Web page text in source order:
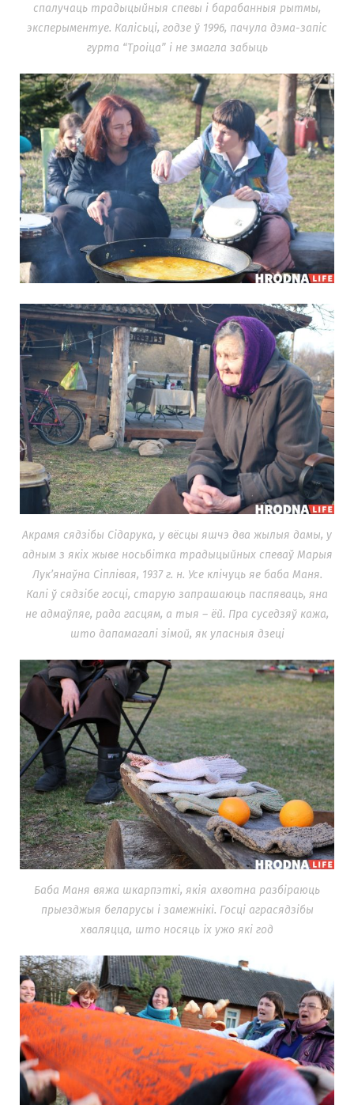
спалучаць традыцыйныя спевы і барабанныя рытмы,
эксперыментуе. Калісьці, годзе ў 1996, пачула дэма-запіс
гурта “Троіца” і не змагла забыць
Акрамя сядзібы Сідарука, у вёсцы яшчэ два жылыя дамы, у
адным з якіх жыве носьбітка традыцыйных спеваў Марыя
Лук’янаўна Сіплівая, 1937 г. н. Усе клічуць яе баба Маня.
Калі ў сядзібе госці, старую запрашаюць паспяваць, яна
не адмаўляе, рада гасцям, а тыя – ёй. Пра суседзяў кажа,
што дапамагалі зімой, як уласныя дзеці
Баба Маня вяжа шкарпэткі, якія ахвотна разбіраюць
прыезджыя беларусы і замежнікі. Госці аграсядзібы
хваляцца, што носяць іх ужо які год